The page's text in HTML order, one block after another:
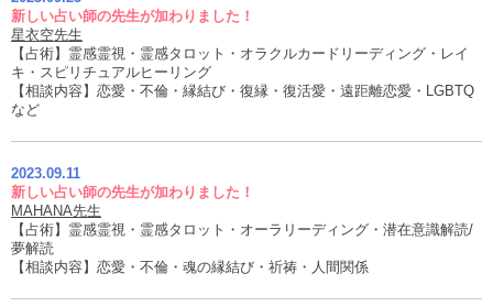
新しい占い師の先生が加わりました！
星衣空先生
【占術】霊感霊視・霊感タロット・オラクルカードリーディング・レイ
キ・スピリチュアルヒーリング
【相談内容】恋愛・不倫・縁結び・復縁・復活愛・遠距離恋愛・LGBTQ
など
2023.09.11
新しい占い師の先生が加わりました！
MAHANA先生
【占術】霊感霊視・霊感タロット・オーラリーディング・潜在意識解読/
夢解読
【相談内容】恋愛・不倫・魂の縁結び・祈祷・人間関係